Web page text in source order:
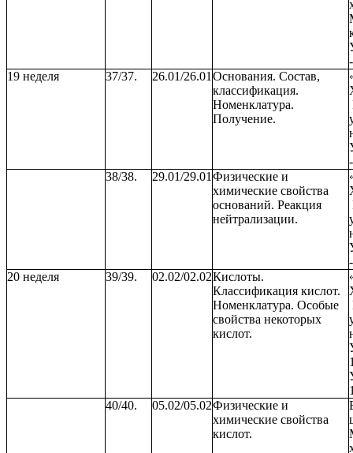
19 неделя
37/37. 26.01/26.01 Основания. Состав,
классификация.
Номенклатура.
Получение.
38/38.
29.01/29.01 Физические и
химические свойства
оснований. Реакция
нейтрализации.
20 неделя
39/39. 02.02/02.02Кислоты.
Классификация кислот.
Номенклатура. Особые
свойства некоторых
кислот.
40/40.
05.02/05.02Физические и
химические свойства
кислот.